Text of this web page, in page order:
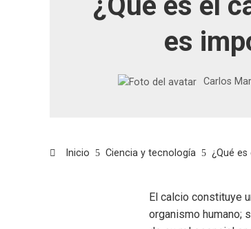
es
Carlos
Inicio Ciencia y tecnología ¿Qué
El calcio constituye
organismo humano;